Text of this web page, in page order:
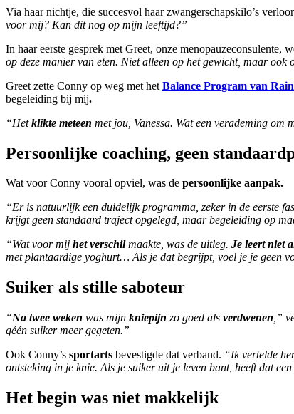
Via haar nichtje, die succesvol haar zwangerschapskilo’s
voor mij? Kan dit nog op mijn leeftijd?”
In haar eerste gesprek met Greet, onze menopauzeconsulente,
op deze manier van eten. Niet alleen op het gewicht, maar
Greet zette Conny op weg met het Balance Program van
begeleiding bij mij.
“Hetklikte meteen met jou, Vanessa. Wat een verademing
Persoonlijke coaching, geen
Wat voor Conny vooral opviel, was de persoonlijke aanpak.
“Er is natuurlijk een duidelijk programma, zeker in de eerste
krijgt geen standaard traject opgelegd, maar begeleiding op
“Wat voor mij het verschilmaakte, was de uitleg. Je leert niet
met plantaardige yoghurt… Als je dat begrijpt, voel je je geen
Suiker als stille saboteur
“Na twee weken was mijn kniepijn zo goed als verdwenen ,”
géén suiker meer gegeten.”
Ook Conny’s sportarts bevestigde dat verband. “Ik vertelde
ontsteking in je knie. Als je suiker uit je leven bant, heeft dat
Het begin was niet makkelijk